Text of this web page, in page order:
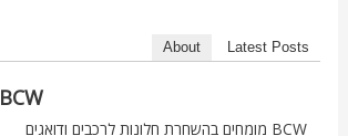
About Latest Posts
BCW
BCW מומחים בהשחרת חלונות לרכבים ודואגים